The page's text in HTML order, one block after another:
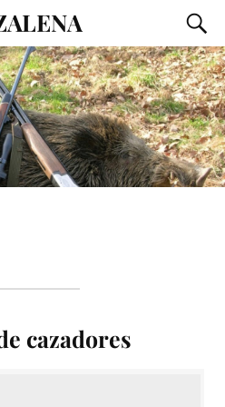
cazadores